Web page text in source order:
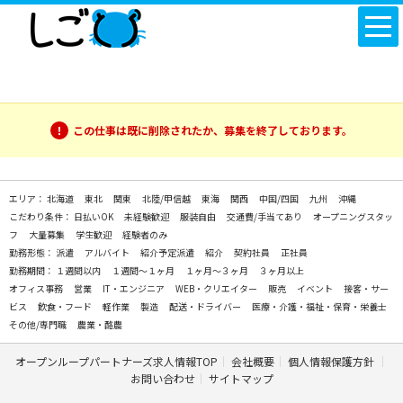
この仕事は既に削除されたか、募集を終了しております。
エリア： 北海道 東北 関東 北陸/甲信越 東海 関西 中国/四国 九州
沖縄
こだわり条件： 日払いOK 未経験歓迎 服装自由 交通費/手当てあり
オープニングスタッ
フ
大量募集 学生歓迎
経験者のみ
勤務形態： 派遣 アルバイト 紹介予定派遣 紹介 契約社員
正社員
勤務期間： １週間以内 １週間～１ヶ月 １ヶ月～３ヶ月
３ヶ月以上
オフィス事務
営業 IT・エンジニア WEB・クリエイター 販売 イベント
接客・サー
ビス
飲食・フード 軽作業 製造 配送・ドライバー
医療・介護・福祉・保育・栄養士
その他/専門職
農業・酪農
オープンループパートナーズ求人情報TOP 会社概要
個人情報保護方針
お問い合わせ
サイトマップ